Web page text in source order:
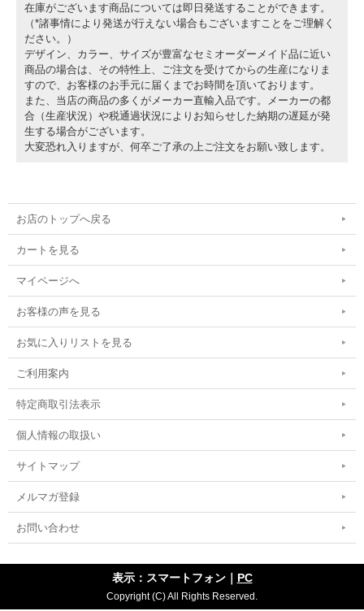
在庫がございます商品については即日発送することができます。
（*諸事情により発送が行えない場合もございますことをご理解く
ださい。）
デザイン、カラー、サイズが豊富なセミオーダーメイド品に近い
商品の場合は、その特性上、ご注文を受けてからの生産になりま
すので、お客様のお手元に届くまでお時間を頂いております。
また、当店の商品の多くがメーカー直輸入品です。メーカーの都
合（生産状況）や税通過状況によりお知らせした納期の遅延が発
生する場合がございます。
大変恐れ入りますが、何卒ご了承の上ご注文をお願い致します。
お店のトップへ戻る
カートを見る
マイページへ
お客様の声を見る
お気に入りリストを見る
ご利用案内
特定商取引法表示
個人情報の取扱い
サイトマップ
メルマガ登録
お問い合わせ
表示：スマートフォン｜ PC
Copyright (C) All Rights Reserved.